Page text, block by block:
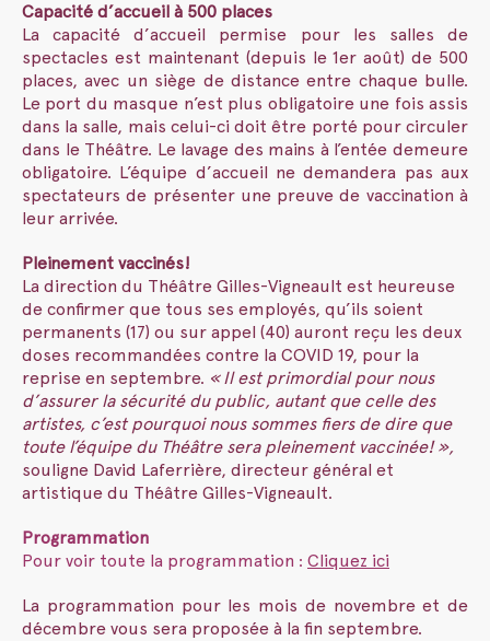
Capacité d’accueil à 500 places
La capacité d’accueil permise pour les salles de
spectacles est maintenant (depuis le 1er août) de 500
places, avec un siège de distance entre chaque bulle.
Le port du masque n’est plus obligatoire une fois assis
dans la salle, mais celui-ci doit être porté pour circuler
dans le Théâtre. Le lavage des mains à l’entée demeure
obligatoire. L’équipe d’accueil ne demandera pas aux
spectateurs de présenter une preuve de vaccination à
leur arrivée.
Pleinement vaccinés!
La direction du Théâtre Gilles-Vigneault est heureuse
de confirmer que tous ses employés, qu’ils soient
permanents (17) ou sur appel (40) auront reçu les deux
doses recommandées contre la COVID 19, pour la
reprise en septembre. «Il est primordial pour nous
d’assurer la sécurité du public, autant que celle des
artistes, c’est pourquoi nous sommes fiers de dire que
toute l’équipe du Théâtre sera pleinement vaccinée!»,
souligne David Laferrière, directeur général et
artistique du Théâtre Gilles-Vigneault.
Programmation
Pour voir toute la programmation : Cliquez ici
La programmation pour les mois de novembre et de
décembre vous sera proposée à la fin septembre.